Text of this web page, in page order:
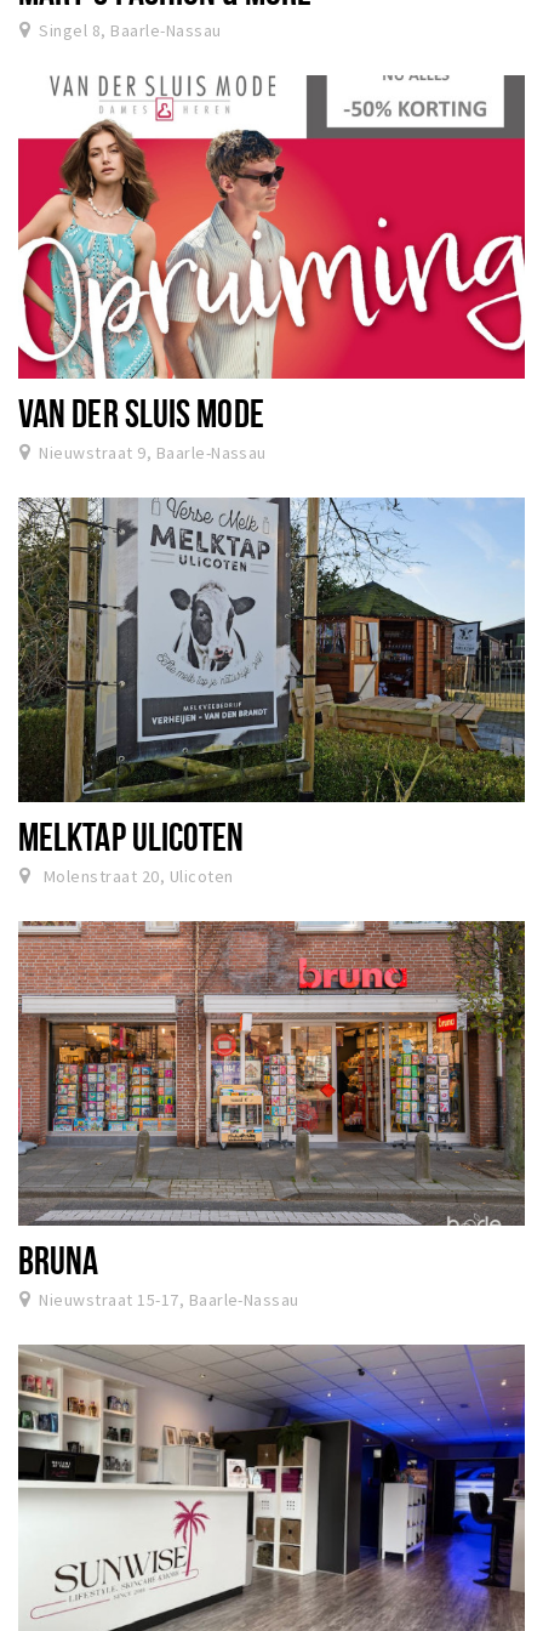
Singel 8, Baarle-Nassau
VAN DER SLUIS MODE
Nieuwstraat 9, Baarle-Nassau
MELKTAP ULICOTEN
Molenstraat 20, Ulicoten
BRUNA
Nieuwstraat 15-17, Baarle-Nassau